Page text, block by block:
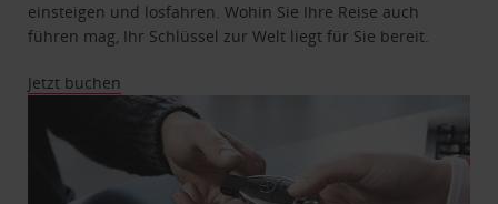
einsteigen und losfahren. Wohin Sie Ihre Reise auch
führen mag, Ihr Schlüssel zur Welt liegt für Sie bereit.
Jetzt buchen